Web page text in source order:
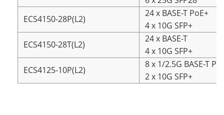
ECS4150-28P(L2)
24 x BASE-T PoE+
4 x 10G SFP+
ECS4150-28T(L2)
24 x BASE-T
4 x 10G SFP+
ECS4125-10P(L2)
8 x 1/2.5G BASE-T
2 x 10G SFP+